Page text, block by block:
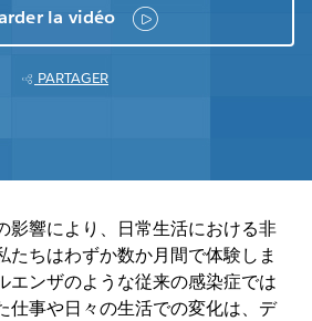
la vidéo
PARTAGER
影響により、日常生活における非
たちはわずか数か月間で体験しま
エンザのような従来の感染症では
仕事や日々の生活での変化は、デ